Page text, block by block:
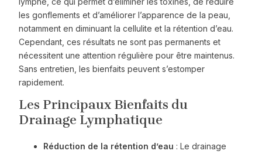
les gonflements et d’améliorer l’apparence de la peau,
notamment en diminuant la cellulite et la rétention d’eau.
Cependant, ces résultats ne sont pas permanents et
nécessitent une attention régulière pour être maintenus.
Sans entretien, les bienfaits peuvent s’estomper
rapidement.
Les Principaux Bienfaits du
Drainage Lymphatique
Réduction de la rétention d’eau : Le drainage